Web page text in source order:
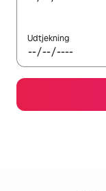
Udtjekning